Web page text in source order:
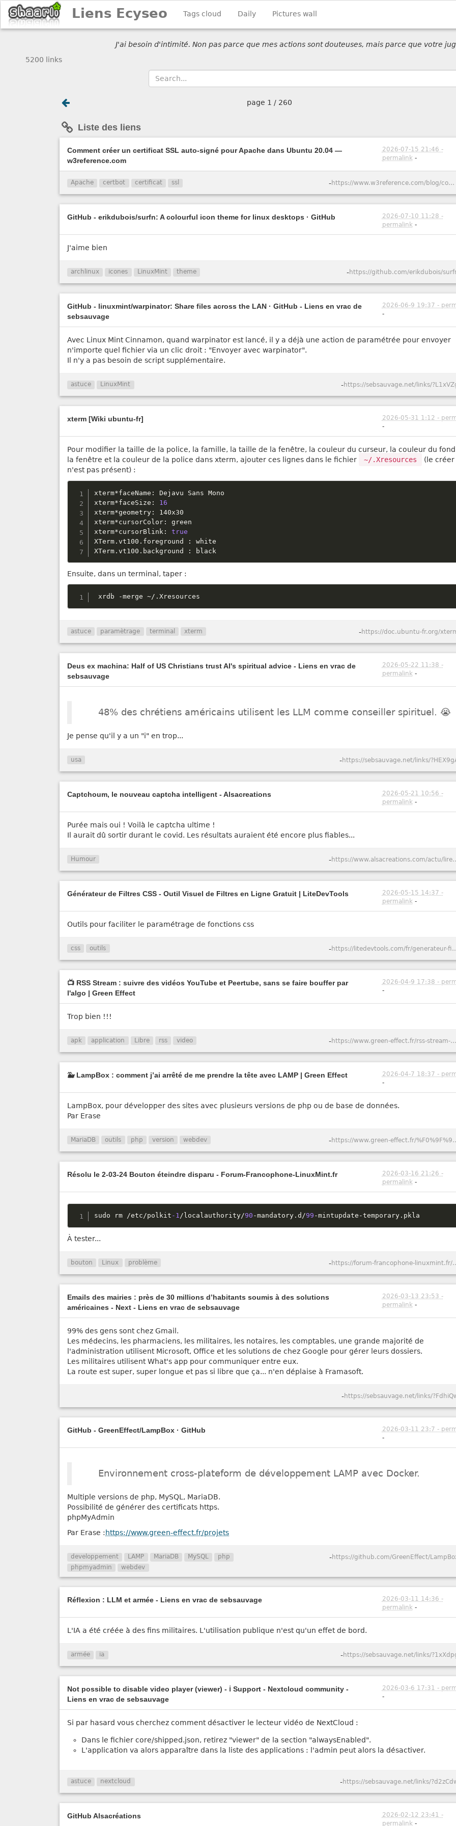
Liens Ecyseo Tags cloud Daily Pictures wall
J'ai besoin d'intimité. Non pas parce que mes actions sont douteuses, mais parce que votre
5200 links
page 1 / 260
Liste des liens
Comment créer un certificat SSL auto-signé pour Apache dans Ubuntu 20.04 —
w3reference.com
2026-07-15 21:46 -
permalink-
Apache certbot certificat ssl - https://www.w3reference.com/blog/comment-cr-er-un-certificat-ssl-auto-sign-pour-apache-dans-ubuntu-20-04/
GitHub - erikdubois/surfn: A colourful icon theme for linux desktops · GitHub
2026-07-10 11:28 -
permalink-
J'aime bien
archlinux icones LinuxMint theme -https://github.com/erikdubois/
GitHub - linuxmint/warpinator: Share files across the LAN · GitHub - Liens en vrac de
sebsauvage
2026-06-9 19:37 -
-
Avec Linux Mint Cinnamon, quand warpinator est lancé, il y a déjà une action de paramétrée pour envoyer
n'importe quel fichier via un clic droit : "Envoyer avec warpinator".
Il n'y a pas besoin de script supplémentaire.
astuce LinuxMint -https://sebsauvage.net/links/
xterm [Wiki ubuntu-fr]
2026-05-31 1:12 -
-
Pour modifier la taille de la police, la famille, la taille de la fenêtre, la couleur du curseur, la couleur du
la fenêtre et la couleur de la police dans xterm, ajouter ces lignes dans le fichier
~/.Xresources
(le créer
n'est pas présent) :
xterm*faceName :
Dejavu Sans Mono
xterm*faceSize :
16
xterm*geometry :
140x30
xterm*cursorColor :
green
xterm*cursorBlink :
true
XTerm .vt100 . foreground :
white
XTerm .vt100 . background : black
Ensuite, dans un terminal, taper :
xrdb -merge ~/ .Xresources
astuce paramètrage terminal xterm -https://doc.ubuntu-fr.org/
Deus ex machina: Half of US Christians trust AI's spiritual advice - Liens en vrac de
sebsauvage
2026-05-22 11:38 -
permalink -
48% des chrétiens américains utilisent les LLM comme conseiller spirituel. 😭
Je pense qu'il y a un "i" en trop...
usa -https://sebsauvage.net/links/
Captchoum, le nouveau captcha intelligent - Alsacreations
2026-05-21 10:56 -
permalink -
Purée mais oui ! Voilà le captcha ultime !
Il aurait dû sortir durant le covid. Les résultats auraient été encore plus fiables...
Humour - https://www.alsacreations.com/actu/
Générateur de Filtres CSS - Outil Visuel de Filtres en Ligne Gratuit | LiteDevTools
2026-05-15 14:37 -
permalink -
Outils pour faciliter le paramétrage de fonctions css
css outils - https://
📺 RSS Stream : suivre des vidéos YouTube et Peertube, sans se faire bouffer par
l'algo | Green Effect
2026-04-9 17:38 -
-
Trop bien !!!
apk application Libre rss video - https://www.green-effect.fr/rss-stream-suivre-des-videos-youtube-et-peertube-sans-se-faire-bouffer-par-l-algo
🐳 LampBox : comment j’ai arrêté de me prendre la tête avec LAMP | Green Effect
2026-04-7 18:37 -
-
LampBox, pour développer des sites avec plusieurs versions de php ou de base de données.
Par Erase
MariaDB outils php version webdev - https://www.green-effect.fr/%F0%9F%90%B3-lampbox-
Résolu le 2-03-24 Bouton éteindre disparu - Forum-Francophone-LinuxMint.fr
2026-03-16 21:26 -
permalink -
sudo rm /etc/polkit -1/ localauthority/90 -mandatory .d /99 -mintupdate -temporary . pkla
À tester...
bouton Linux problème - https://forum-
Emails des mairies : près de 30 millions d’habitants soumis à des solutions
américaines - Next - Liens en vrac de sebsauvage
2026-03-13 23:53 -
permalink -
99% des gens sont chez Gmail.
Les médecins, les pharmaciens, les militaires, les notaires, les comptables, une grande majorité de
l'administration utilisent Microsoft, Office et les solutions de chez Google pour gérer leurs dossiers.
Les militaires utilisent What's app pour communiquer entre eux.
La route est super, super longue et pas si libre que ça... n'en déplaise à Framasoft.
-https://sebsauvage.net/links/
GitHub - GreenEffect/LampBox · GitHub
2026-03-11 23:7 -
-
Environnement cross-plateform de développement LAMP avec Docker.
Multiple versions de php, MySQL, MariaDB.
Possibilité de générer des certificats https.
phpMyAdmin
Par Erase : https://www.green-effect.fr/projets
developpement LAMP MariaDB MySQL
php
phpmyadmin
webdev
-https://github.com/GreenEffect/
Réflexion : LLM et armée - Liens en vrac de sebsauvage
2026-03-11 14:36 -
permalink-
L'IA a été créée à des fins militaires. L'utilisation publique n'est qu'un effet de bord.
armée ia -https://sebsauvage.net/links/
Not possible to disable video player (viewer) - ℹ️ Support - Nextcloud community -
Liens en vrac de sebsauvage
2026-03-6 17:31 -
-
Si par hasard vous cherchez comment désactiver le lecteur vidéo de NextCloud :
Dans le fichier core/shipped.json, retirez "viewer" de la section "alwaysEnabled".
L'application va alors apparaître dans la liste des applications : l'admin peut alors la désactiver.
astuce nextcloud -https://sebsauvage.net/links/
GitHub Alsacréations
2026-02-12 23:41 -
permalink-